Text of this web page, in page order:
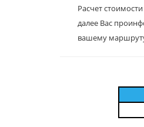
Расчет
далее Вас
вашему